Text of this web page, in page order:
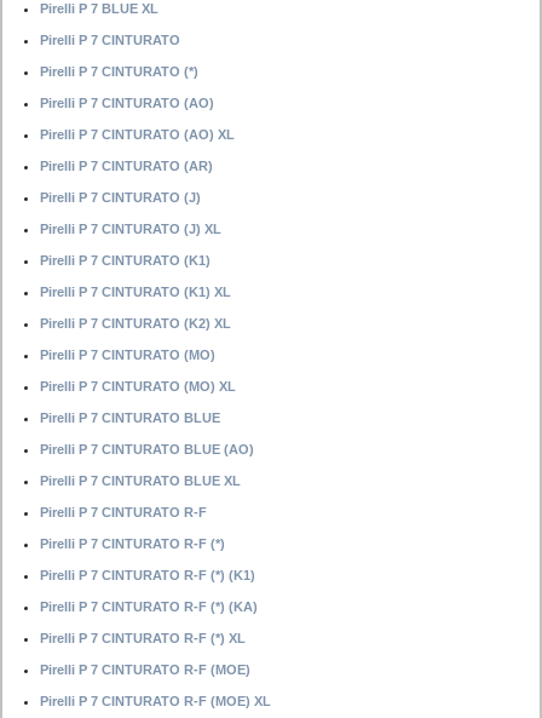
Pirelli P 7 BLUE XL
Pirelli P 7 CINTURATO
Pirelli P 7 CINTURATO (*)
Pirelli P 7 CINTURATO (AO)
Pirelli P 7 CINTURATO (AO) XL
Pirelli P 7 CINTURATO (AR)
Pirelli P 7 CINTURATO (J)
Pirelli P 7 CINTURATO (J) XL
Pirelli P 7 CINTURATO (K1)
Pirelli P 7 CINTURATO (K1) XL
Pirelli P 7 CINTURATO (K2) XL
Pirelli P 7 CINTURATO (MO)
Pirelli P 7 CINTURATO (MO) XL
Pirelli P 7 CINTURATO BLUE
Pirelli P 7 CINTURATO BLUE (AO)
Pirelli P 7 CINTURATO BLUE XL
Pirelli P 7 CINTURATO R-F
Pirelli P 7 CINTURATO R-F (*)
Pirelli P 7 CINTURATO R-F (*) (K1)
Pirelli P 7 CINTURATO R-F (*) (KA)
Pirelli P 7 CINTURATO R-F (*) XL
Pirelli P 7 CINTURATO R-F (MOE)
Pirelli P 7 CINTURATO R-F (MOE) XL